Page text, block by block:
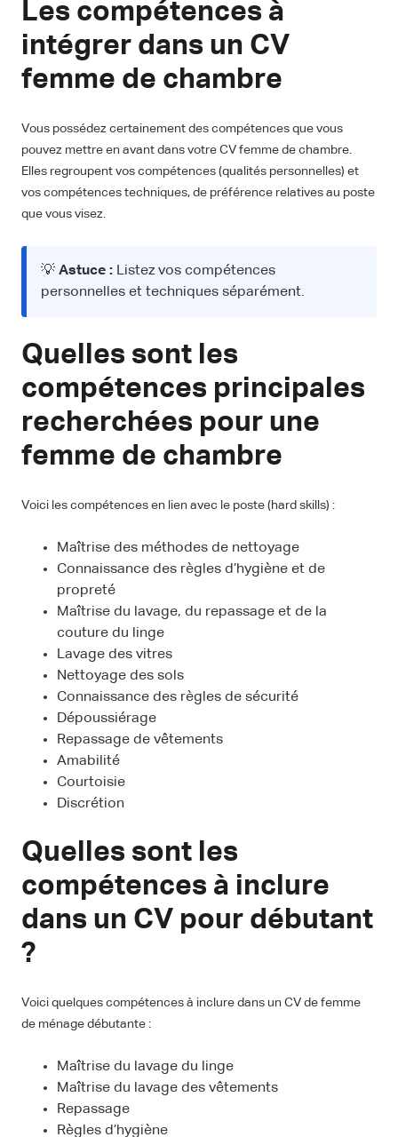
Les compétences à
intégrer dans un CV
femme de chambre
Vous possédez certainement des compétences que vous
pouvez mettre en avant dans votre CV femme de chambre.
Elles regroupent vos compétences (qualités personnelles) et
vos compétences techniques, de préférence relatives au poste
que vous visez.
💡 Astuce : Listez vos compétences
personnelles et techniques séparément.
Quelles sont les
compétences principales
recherchées pour une
femme de chambre
Voici les compétences en lien avec le poste (hard skills) :
Maîtrise des méthodes de nettoyage
Connaissance des règles d’hygiène et de
propreté
Maîtrise du lavage, du repassage et de la
couture du linge
Lavage des vitres
Nettoyage des sols
Connaissance des règles de sécurité
Dépoussiérage
Repassage de vêtements
Amabilité
Courtoisie
Discrétion
Quelles sont les
compétences à inclure
dans un CV pour débutant
?
Voici quelques compétences à inclure dans un CV de femme
de ménage débutante :
Maîtrise du lavage du linge
Maîtrise du lavage des vêtements
Repassage
Règles d’hygiène